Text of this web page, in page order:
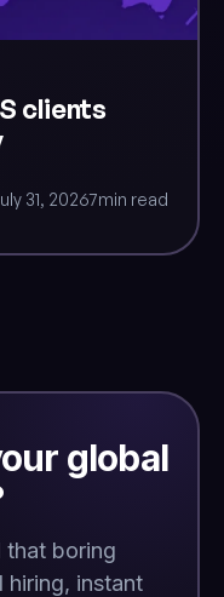
clients
31, 20267min read
global
that boring
hiring, instant